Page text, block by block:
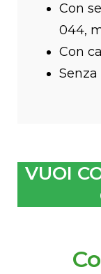
Con
044,
Con
VUOI